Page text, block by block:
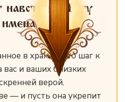
Богу
именадля
в храм, — это шаг к
и ваших близких
верой.
— и пусть она укрепит